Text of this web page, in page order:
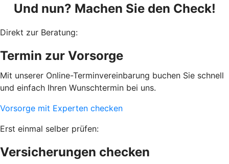
Und nun? Machen Sie den Check!
Direkt zur Beratung:
Termin zur Vorsorge
Mit unserer Online-Terminvereinbarung buchen Sie schnell
und einfach Ihren Wunschtermin bei uns.
Vorsorge mit Experten checken
Erst einmal selber prüfen:
Versicherungen checken